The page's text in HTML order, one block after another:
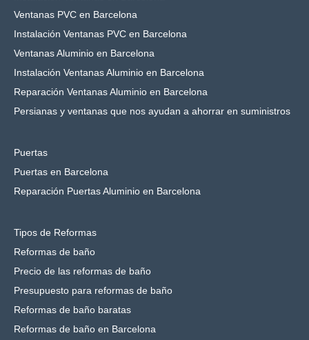
Ventanas PVC en Barcelona
Instalación Ventanas PVC en Barcelona
Ventanas Aluminio en Barcelona
Instalación Ventanas Aluminio en Barcelona
Reparación Ventanas Aluminio en Barcelona
Persianas y ventanas que nos ayudan a ahorrar en suministros
Puertas
Puertas en Barcelona
Reparación Puertas Aluminio en Barcelona
Tipos de Reformas
Reformas de baño
Precio de las reformas de baño
Presupuesto para reformas de baño
Reformas de baño baratas
Reformas de baño en Barcelona